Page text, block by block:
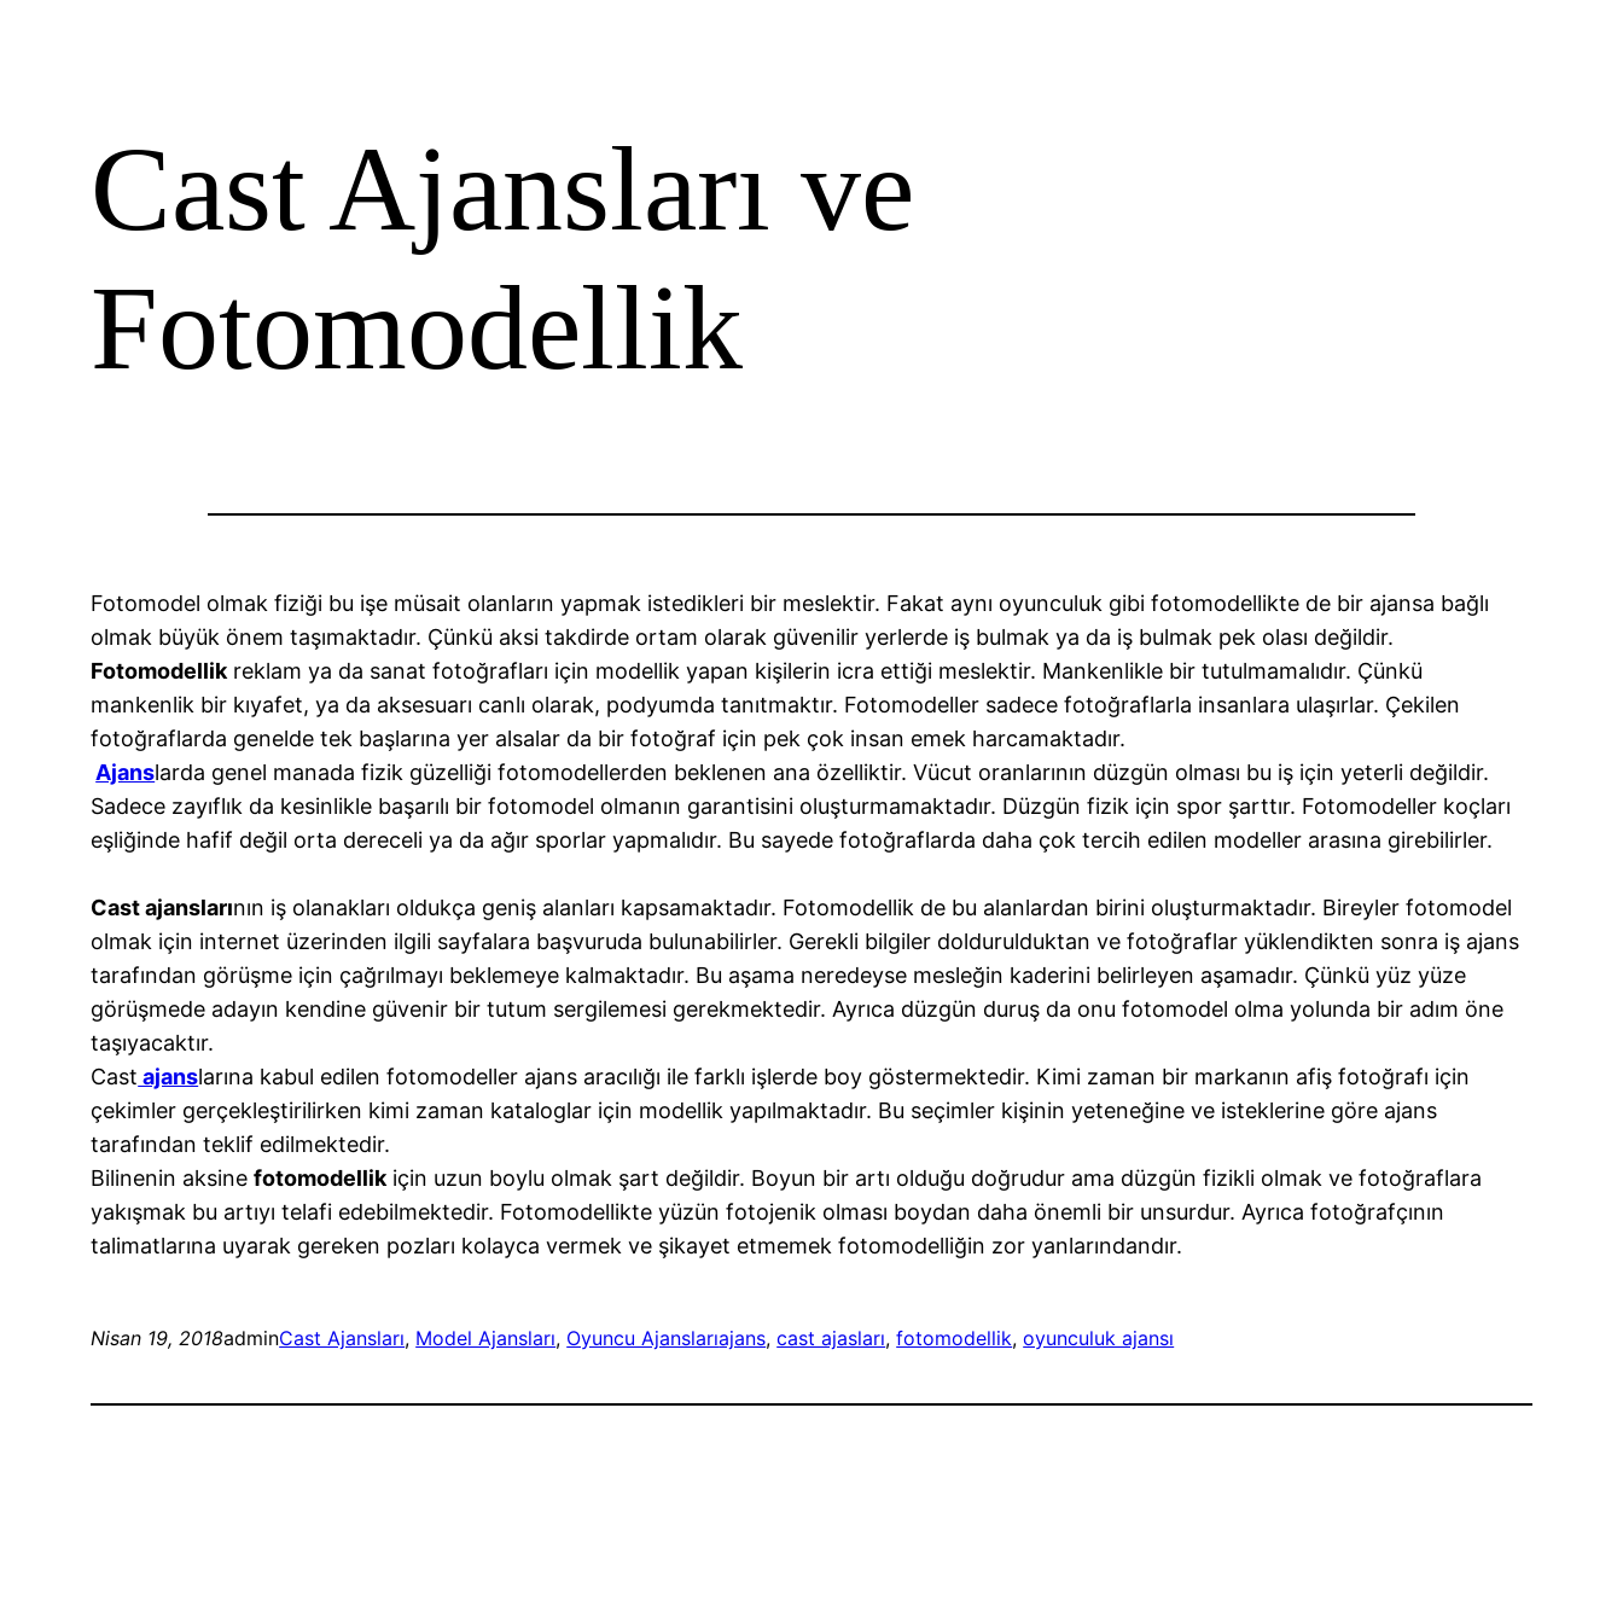
Cast Ajansları ve
Fotomodellik
Fotomodel olmak fiziği bu işe müsait olanların yapmak istedikleri bir meslektir. Fakat aynı oyunculuk gibi fotomodellikte de bir ajansa bağlı
olmak büyük önem taşımaktadır. Çünkü aksi takdirde ortam olarak güvenilir yerlerde iş bulmak ya da iş bulmak pek olası değildir.
Fotomodellik reklam ya da sanat fotoğrafları için modellik yapan kişilerin icra ettiği meslektir. Mankenlikle bir tutulmamalıdır. Çünkü
mankenlik bir kıyafet, ya da aksesuarı canlı olarak, podyumda tanıtmaktır. Fotomodeller sadece fotoğraflarla insanlara ulaşırlar. Çekilen
fotoğraflarda genelde tek başlarına yer alsalar da bir fotoğraf için pek çok insan emek harcamaktadır.
Ajanslarda genel manada fizik güzelliği fotomodellerden beklenen ana özelliktir. Vücut oranlarının düzgün olması bu iş için yeterli değildir.
Sadece zayıflık da kesinlikle başarılı bir fotomodel olmanın garantisini oluşturmamaktadır. Düzgün fizik için spor şarttır. Fotomodeller koçları
eşliğinde hafif değil orta dereceli ya da ağır sporlar yapmalıdır. Bu sayede fotoğraflarda daha çok tercih edilen modeller arasına girebilirler.
Cast ajanslarının iş olanakları oldukça geniş alanları kapsamaktadır. Fotomodellik de bu alanlardan birini oluşturmaktadır. Bireyler fotomodel
olmak için internet üzerinden ilgili sayfalara başvuruda bulunabilirler. Gerekli bilgiler doldurulduktan ve fotoğraflar yüklendikten sonra iş ajans
tarafından görüşme için çağrılmayı beklemeye kalmaktadır. Bu aşama neredeyse mesleğin kaderini belirleyen aşamadır. Çünkü yüz yüze
görüşmede adayın kendine güvenir bir tutum sergilemesi gerekmektedir. Ayrıca düzgün duruş da onu fotomodel olma yolunda bir adım öne
taşıyacaktır.
Cast ajanslarına kabul edilen fotomodeller ajans aracılığı ile farklı işlerde boy göstermektedir. Kimi zaman bir markanın afiş fotoğrafı için
çekimler gerçekleştirilirken kimi zaman kataloglar için modellik yapılmaktadır. Bu seçimler kişinin yeteneğine ve isteklerine göre ajans
tarafından teklif edilmektedir.
Bilinenin aksinefotomodellik için uzun boylu olmak şart değildir. Boyun bir artı olduğu doğrudur ama düzgün fizikli olmak ve fotoğraflara
yakışmak bu artıyı telafi edebilmektedir. Fotomodellikte yüzün fotojenik olması boydan daha önemli bir unsurdur. Ayrıca fotoğrafçının
talimatlarına uyarak gereken pozları kolayca vermek ve şikayet etmemek fotomodelliğin zor yanlarındandır.
Nisan 19, 2018adminCast Ajansları, Model Ajansları, Oyuncu Ajanslarıajans, cast ajasları, fotomodellik, oyunculuk ajansı